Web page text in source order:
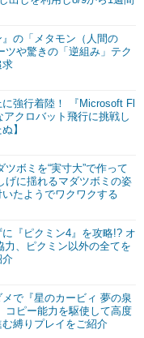
の「メタモン（人間の
ツや驚きの「逆組み」テク
求
強行着陸！ 『Microsoft Fl
クロバット飛行に挑戦し
】
ボミを“実寸大”で作って
げに揺れるマダツボミの姿
たようでワクワクする
『ピクミン4』を攻略!? オ
力、ピクミン以外の全てを
介
で『星のカービィ 夢の泉
コピー能力を駆使して高度
縛りプレイをご紹介